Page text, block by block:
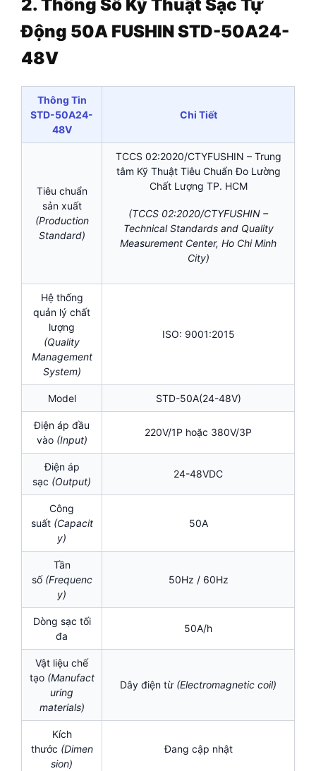
2. Thông Số Kỹ Thuật Sạc Tự
Động 50A FUSHIN STD-50A24-
48V
Thông Tin
STD-50A24-
48V
Chi Tiết
Tiêu chuẩn
sản xuất
(Production
Standard)
TCCS 02:2020/CTYFUSHIN – Trung
tâm Kỹ Thuật Tiêu Chuẩn Đo Lường
Chất Lượng TP. HCM
(TCCS 02:2020/CTYFUSHIN –
Technical Standards and Quality
Measurement Center, Ho Chi Minh
City)
Hệ thống
quản lý chất
lượng
(Quality
Management
System)
ISO: 9001:2015
Model STD-50A(24-48V)
Điện áp đầu
vào (Input)
220V/1P hoặc 380V/3P
Điện áp
sạc (Output)
24-48VDC
Công
suất (Capacit
y)
50A
Tần
số (Frequenc
y)
50Hz / 60Hz
Dòng sạc tối
đa
50A/h
Vật liệu chế
tạo (Manufact
uring
materials)
Dây điện từ (Electromagnetic coil)
Kích
thước (Dimen
sion)
Đang cập nhật